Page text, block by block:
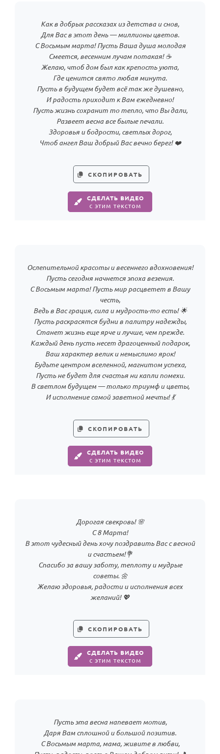
Как в добрых рассказах из детства и снов,
Для Вас в этот день — миллионы цветов.
С Восьмым марта! Пусть Ваша душа молодая
Смеется, весенним лучам потакая! ☕
Желаю, чтоб дом был как крепость уюта,
Где ценится свято любая минута.
Пусть в будущем будет всё так же душевно,
И радость приходит к Вам ежедневно!
Пусть жизнь сохранит то тепло, что Вы дали,
Развеет весна все былые печали.
Здоровья и бодрости, светлых дорог,
Чтоб ангел Ваш добрый Вас вечно берег! ❤️
СКОПИРОВАТЬ
СДЕЛАТЬ ВИДЕО
с этим текстом
Ослепительной красоты и весеннего вдохновения!
Пусть сегодня начнется эпоха везения.
С Восьмым марта! Пусть мир расцветет в Вашу
честь,
Ведь в Вас грация, сила и мудрость-то есть! 🌟
Пусть раскрасятся будни в палитру надежды,
Станет жизнь еще ярче и лучше, чем прежде.
Каждый день пусть несет драгоценный подарок,
Ваш характер велик и немыслимо ярок!
Будьте центром вселенной, магнитом успеха,
Пусть не будет для счастья ни капли помехи.
В светлом будущем — только триумф и цветы,
И исполнение самой заветной мечты! 💃
СКОПИРОВАТЬ
СДЕЛАТЬ ВИДЕО
с этим текстом
Дорогая свекровь! 🌸
С 8 Марта!
В этот чудесный день хочу поздравить Вас с весной
и счастьем!💐
Спасибо за вашу заботу, теплоту и мудрые
советы. 🌼
Желаю здоровья, радости и исполнения всех
желаний! 💖
СКОПИРОВАТЬ
СДЕЛАТЬ ВИДЕО
с этим текстом
Пусть эта весна напевает мотив,
Даря Вам сплошной и большой позитив.
С Восьмым марта, мама, живите в любви,